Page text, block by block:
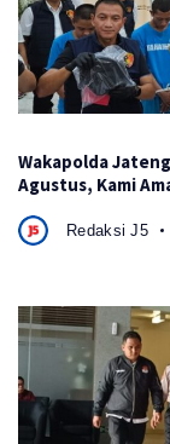
Wakapolda
Agustus, Kami
Redaksi J5